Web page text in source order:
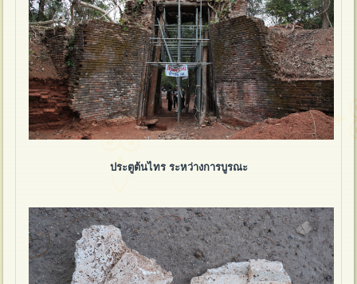
ประตูต้นไทร ระหว่างการบูรณะ